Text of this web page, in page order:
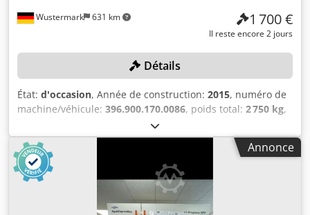
Wustermark 631 km 1 700 €
Il reste encore 2 jours
Détails
État: d'occasion, Année de construction: 2015, numéro de
machine/véhicule: 396.900.170.0086, poids total: 2 750 kg,
Cette machine d'électroérosion à fil Agie Charmilles,
modèle EDM CUT E 350, est mise aux enchères en ligne
dans le cadre de notre vente aux enchères
industrielle/vente aux enchères de machines, liquidation
du site J&S GmbH Automotive Technology - presses et
travail des métaux. Vous trouverez cette machine et de
nombreux autres articles sur notre plateforme. Autres
Annonce